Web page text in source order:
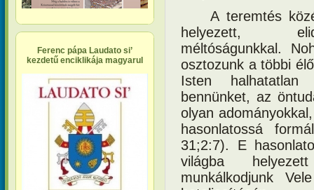
Ferenc pápa Laudato si’
kezdetű enciklikája magyarul
A teremtés
helyezett,
méltóságunkkal.
osztozunk a többi
Isten halhatatlan
bennünket, az
olyan
hasonlatossá
31;2:7). E
világba
munkálkodjunk